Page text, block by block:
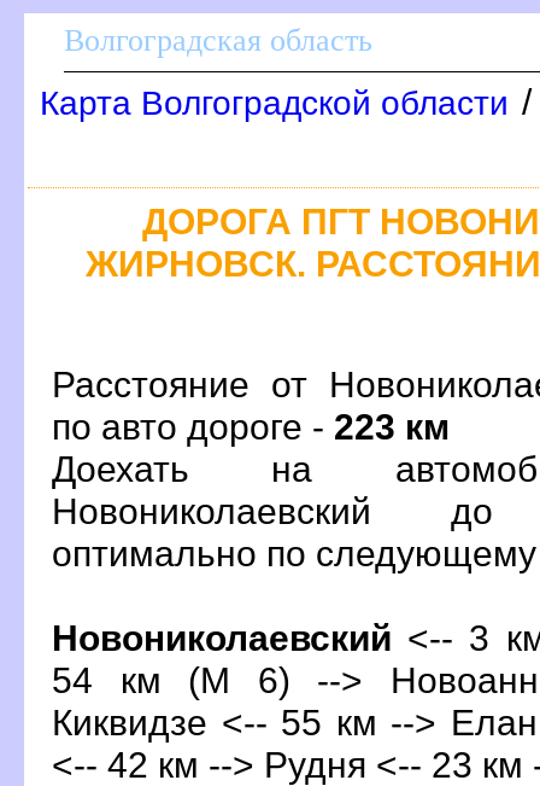
олгоградская область
Карта Волгоградской области /
ДОРОГА ПГТ
ЖИРНОВСК.
Расстояние от
по авто дороге - 223 км
Доехать на
Новониколаевский
оптимально по
Новониколаевский <-- 3
54 км (М 6) -->
Киквидзе <-- 55 км -->
<-- 42 км --> Рудня <-- 23